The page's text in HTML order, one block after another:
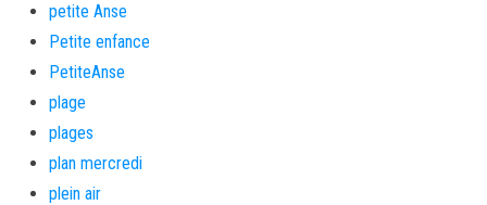
petite Anse
Petite enfance
PetiteAnse
plage
plages
plan mercredi
plein air